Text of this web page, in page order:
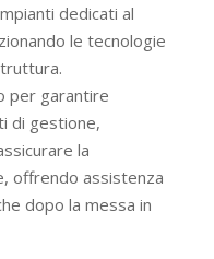
dedicati al
le tecnologie
per garantire
di gestione,
la
offrendo assistenza
dopo la messa in